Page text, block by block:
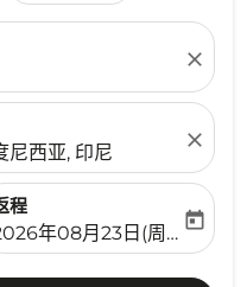
close
尼西亚, 印尼
close
aria-label
程
booking-return-date-
年08月23日(周日)
today